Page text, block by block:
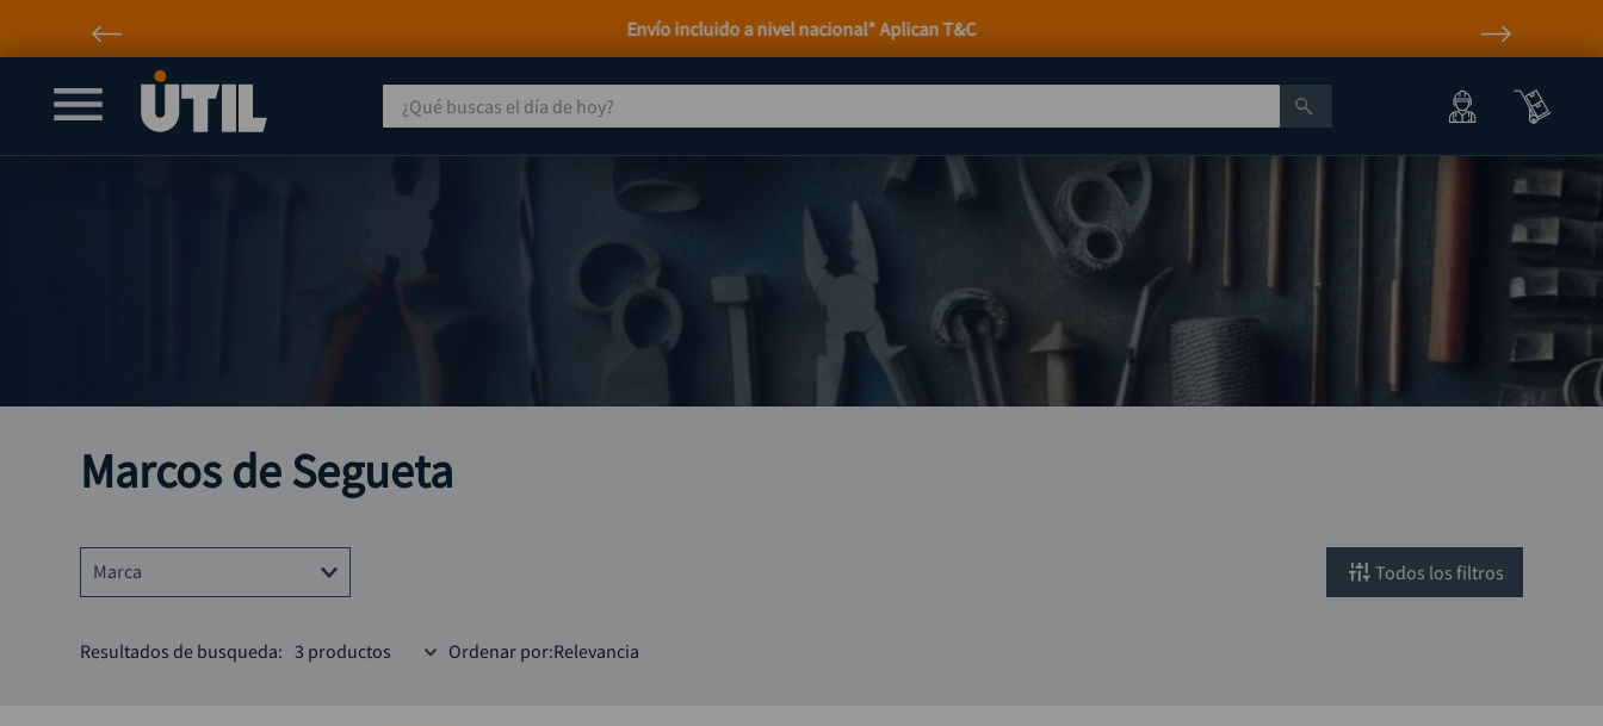
Envío incluido a nivel nacional* Aplican T&C
¿Qué buscas el día de hoy?
Marcos de Segueta
Marca
DISCOVER
filtros
Resultados de busqueda: 3 productos Ordenar por Relevancia
TÉRMINOS MÁS BUSCADOS
2.
compresor
6. ruteadora